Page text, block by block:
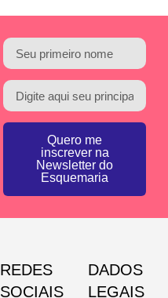
Quero me
inscrever na
Newsletter do
Esquemaria
REDES
SOCIAIS
DADOS
LEGAIS